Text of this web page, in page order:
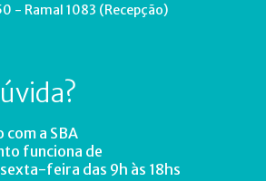
- Ramal 1083 (Recepção)
a SBA
funciona de
feira das 9h às 18hs